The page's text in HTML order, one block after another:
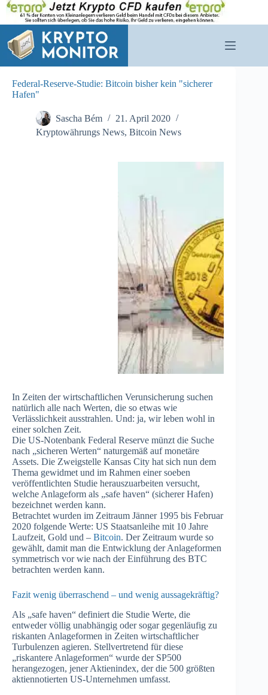
Zum
Inhalt
springen
Federal-Reserve-Studie: Bitcoin bisher kein "sicherer
Hafen"
Sascha Bém
21. April 2020
Kryptowährungs News, Bitcoin News
In Zeiten der wirtschaftlichen Verunsicherung suchen
natürlich alle nach Werten, die so etwas wie
Verlässlichkeit ausstrahlen. Und: ja, wir leben wohl in
einer solchen Zeit.
Die US-Notenbank Federal Reserve münzt die Suche
nach „sicheren Werten“ naturgemäß auf monetäre
Assets. Die Zweigstelle Kansas City hat sich nun dem
Thema gewidmet und im Rahmen einer soeben
veröffentlichten Studie herauszuarbeiten versucht,
welche Anlageform als „safe haven“ (sicherer Hafen)
bezeichnet werden kann.
Betrachtet wurden im Zeitraum Jänner 1995 bis Februar
2020 folgende Werte: US Staatsanleihe mit 10 Jahre
Laufzeit, Gold und – Bitcoin. Der Zeitraum wurde so
gewählt, damit man die Entwicklung der Anlageformen
symmetrisch vor wie nach der Einführung des BTC
betrachten werden kann.
Fazit wenig überraschend – und wenig aussagekräftig?
Als „safe haven“ definiert die Studie Werte, die
entweder völlig unabhängig oder sogar gegenläufig zu
riskanten Anlageformen in Zeiten wirtschaftlicher
Turbulenzen agieren. Stellvertretend für diese
„riskantere Anlageformen“ wurde der SP500
herangezogen, jener Aktienindex, der die 500 größten
aktiennotierten US-Unternehmen umfasst.